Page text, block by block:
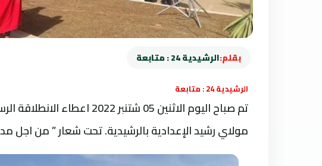
بقلم:الرشيدية 24 : متابعة
الرشيدية 24 : متابعة
مولاي رشيد الإعدادية بالرشيدية. تحت شعار ” من اجل